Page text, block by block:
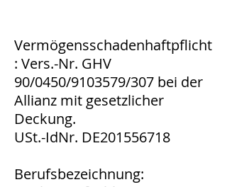
Vermögensschadenhaftpflicht
: Vers.-Nr. GHV
90/0450/9103579/307 bei der
Allianz mit gesetzlicher
Deckung.
USt.-IdNr. DE201556718
Berufsbezeichnung: